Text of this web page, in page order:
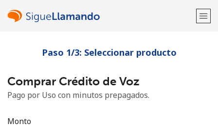
¡Bienvenido!
¿Ya tienes una cuenta?Inicia sesión →
Paso 1/3: Seleccionar producto
Comprar Crédito de Voz
Pago por Uso con minutos prepagados.
Monto